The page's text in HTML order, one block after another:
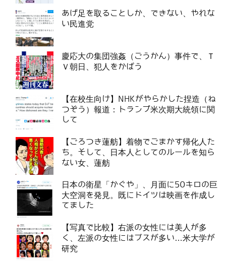
あげ足を取ることしか、できない、やれな
い民進党
慶応大の集団強姦（ごうかん）事件で、Ｔ
Ｖ朝日、犯人をかばう
【在校生向け】NHKがやらかした捏造（ね
つぞう）報道：トランプ米次期大統領に関
して
【ごろつき蓮舫】着物でごまかす帰化人た
ち。そして、日本人としてのルールを知ら
ない女、蓮舫
日本の衛星「かぐや」、月面に50キロの巨
大空洞を発見。既にドイツは映画を作成し
てました
【写真で比較】右派の女性には美人が多
く、左派の女性にはブスが多い…米大学が
研究